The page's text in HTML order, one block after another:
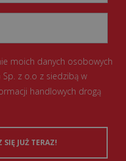
moich danych osobowych
z o.o z siedzibą w
handlowych drogą